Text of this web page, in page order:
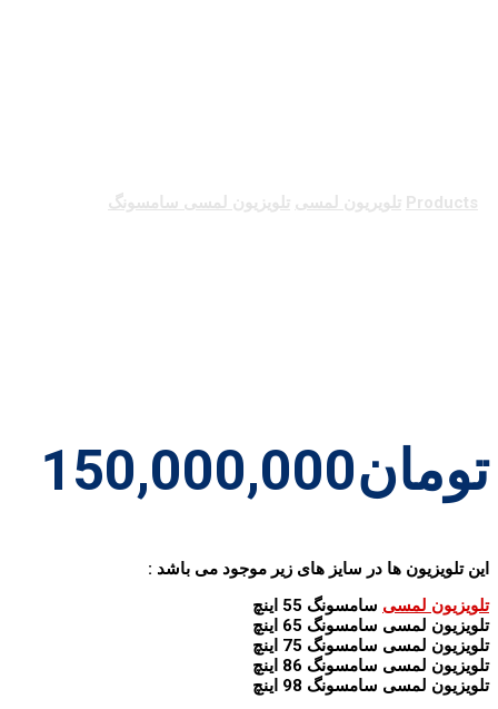
Products تلویریون لمسی تلویزیون لمسی سامسونگ
تومان150,000,000
این تلویزیون ها در سایز های زیر موجود می باشد :
تلویزیون لمسی سامسونگ 55 اینچ
تلویزیون لمسی سامسونگ 65 اینچ
تلویزیون لمسی سامسونگ 75 اینچ
تلویزیون لمسی سامسونگ 86 اینچ
تلویزیون لمسی سامسونگ 98 اینچ